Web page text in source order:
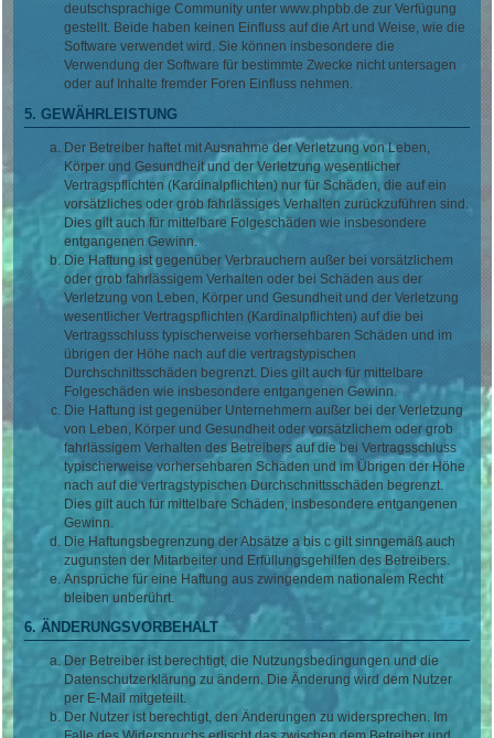
deutschsprachige Community unter www.phpbb.de zur Verfügung
gestellt. Beide haben keinen Einfluss auf die Art und Weise, wie die
Software verwendet wird. Sie können insbesondere die
Verwendung der Software für bestimmte Zwecke nicht untersagen
oder auf Inhalte fremder Foren Einfluss nehmen.
5. GEWÄHRLEISTUNG
Der Betreiber haftet mit Ausnahme der Verletzung von Leben,
Körper und Gesundheit und der Verletzung wesentlicher
Vertragspflichten (Kardinalpflichten) nur für Schäden, die auf ein
vorsätzliches oder grob fahrlässiges Verhalten zurückzuführen sind.
Dies gilt auch für mittelbare Folgeschäden wie insbesondere
entgangenen Gewinn.
Die Haftung ist gegenüber Verbrauchern außer bei vorsätzlichem
oder grob fahrlässigem Verhalten oder bei Schäden aus der
Verletzung von Leben, Körper und Gesundheit und der Verletzung
wesentlicher Vertragspflichten (Kardinalpflichten) auf die bei
Vertragsschluss typischerweise vorhersehbaren Schäden und im
übrigen der Höhe nach auf die vertragstypischen
Durchschnittsschäden begrenzt. Dies gilt auch für mittelbare
Folgeschäden wie insbesondere entgangenen Gewinn.
Die Haftung ist gegenüber Unternehmern außer bei der Verletzung
von Leben, Körper und Gesundheit oder vorsätzlichem oder grob
fahrlässigem Verhalten des Betreibers auf die bei Vertragsschluss
typischerweise vorhersehbaren Schäden und im Übrigen der Höhe
nach auf die vertragstypischen Durchschnittsschäden begrenzt.
Dies gilt auch für mittelbare Schäden, insbesondere entgangenen
Gewinn.
Die Haftungsbegrenzung der Absätze a bis c gilt sinngemäß auch
zugunsten der Mitarbeiter und Erfüllungsgehilfen des Betreibers.
Ansprüche für eine Haftung aus zwingendem nationalem Recht
bleiben unberührt.
6. ÄNDERUNGSVORBEHALT
Der Betreiber ist berechtigt, die Nutzungsbedingungen und die
Datenschutzerklärung zu ändern. Die Änderung wird dem Nutzer
per E-Mail mitgeteilt.
Der Nutzer ist berechtigt, den Änderungen zu widersprechen. Im